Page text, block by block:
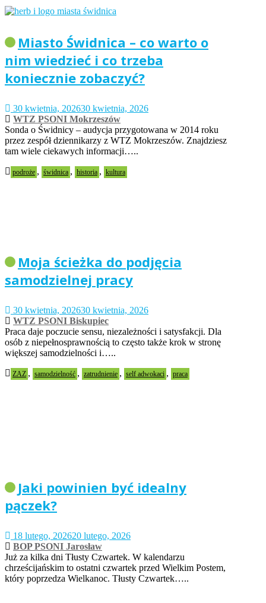
Miasto Świdnica – co warto o
nim wiedzieć i co trzeba
koniecznie zobaczyć?
30 kwietnia, 202630 kwietnia, 2026
WTZ PSONI Mokrzeszów
Sonda o Świdnicy – audycja przygotowana w 2014 roku
przez zespół dziennikarzy z WTZ Mokrzeszów. Znajdziesz
tam wiele ciekawych informacji…..
podroże , świdnica , historia , kultura
Moja ścieżka do podjęcia
samodzielnej pracy
30 kwietnia, 202630 kwietnia, 2026
WTZ PSONI Biskupiec
Praca daje poczucie sensu, niezależności i satysfakcji. Dla
osób z niepełnosprawnością to często także krok w stronę
większej samodzielności i…..
ZAZ , samodzielność , zatrudnienie , self adwokaci , praca
Jaki powinien być idealny
pączek?
18 lutego, 202620 lutego, 2026
BOP PSONI Jarosław
Już za kilka dni Tłusty Czwartek. W kalendarzu
chrześcijańskim to ostatni czwartek przed Wielkim Postem,
który poprzedza Wielkanoc. Tłusty Czwartek…..